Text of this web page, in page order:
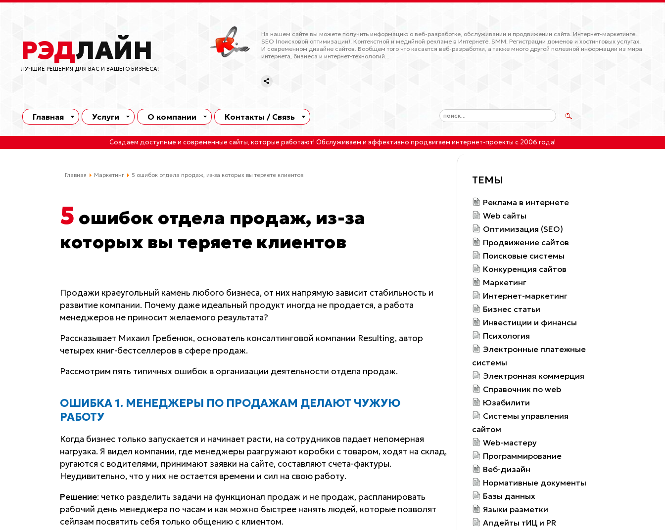
РЭДЛАЙН
ЛУЧШИЕ РЕШЕНИЯ ДЛЯ ВАС И ВАШЕГО БИЗНЕСА!
На нашем сайте вы можете получить информацию о веб-разработке, обслуживании и продвижении сайта. Интернет-маркетинге.
SEO (поисковой оптимизации). Контекстной и медийной рекламе в Интернете. SMM. Регистрации доменов и хостинговых услугах.
И современном дизайне сайтов. Вообщем того что касается веб-разработки, а также много другой полезной информации из мира
интернета, бизнеса и интернет-технологий...
Главная Услуги О компании Контакты / Связь
Создаем доступные и современные сайты, которые работают! Обслуживаем и эффективно продвигаем интернет-проекты с 2006 года!
Главная Маркетинг 5 ошибок отдела продаж, из-за которых вы теряете клиентов
5 ошибок отдела продаж, из-за
которых вы теряете клиентов
Продажи краеугольный камень любого бизнеса, от них напрямую зависит стабильность и
развитие компании. Почему даже идеальный продукт иногда не продается, а работа
менеджеров не приносит желаемого результата?
Рассказывает Михаил Гребенюк, основатель консалтинговой компании Resulting, автор
четырех книг-бестселлеров в сфере продаж.
Рассмотрим пять типичных ошибок в организации деятельности отдела продаж.
ОШИБКА 1. МЕНЕДЖЕРЫ ПО ПРОДАЖАМ ДЕЛАЮТ ЧУЖУЮ
РАБОТУ
Когда бизнес только запускается и начинает расти, на сотрудников падает непомерная
нагрузка. Я видел компании, где менеджеры разгружают коробки с товаром, ходят на склад,
ругаются с водителями, принимают заявки на сайте, составляют счета-фактуры.
Неудивительно, что у них не остается времени и сил на свою работу.
Решение: четко разделить задачи на функционал продаж и не продаж, распланировать
рабочий день менеджера по часам и как можно быстрее нанять людей, которые позволят
сейлзам посвятить себя только общению с клиентом.
ТЕМЫ
Реклама в интернете
Web сайты
Оптимизация (SEO)
Продвижение сайтов
Поисковые системы
Конкуренция сайтов
Маркетинг
Интернет-маркетинг
Бизнес статьи
Инвестиции и финансы
Психология
Электронные платежные
системы
Электронная коммерция
Справочник по web
Юзабилити
Системы управления
сайтом
Web-мастеру
Программирование
Веб-дизайн
Нормативные документы
Базы данных
Языки разметки
Апдейты тИЦ и PR